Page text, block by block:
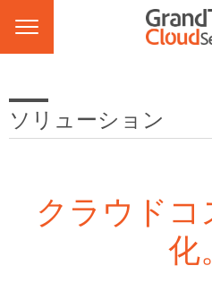
ソリューション
クラウドコ
化